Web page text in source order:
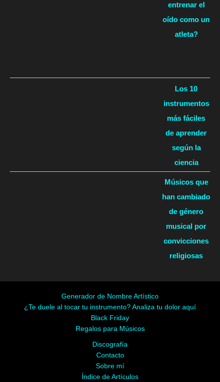
entrenar el
oído como un
atleta?
Los 10
instrumentos
más fáciles
de aprender
según la
ciencia
Músicos que
han cambiado
de género
musical por
convicciones
religiosas
Generador de Nombre Artístico
¿Te duele al tocar tu instrumento? Analiza tu dolor aquí
Black Friday
Regalos para Músicos
Discografía
Contacto
Sobre mí
Índice de Artículos